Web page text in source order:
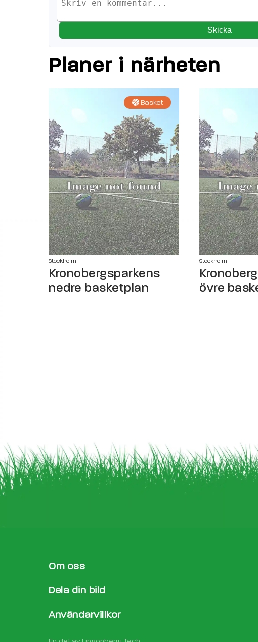
Skicka
Planer i närheten
Basket
Stockholm
Kronobergsparkens
nedre basketplan
Stockholm
övre
Om oss
Dela din bild
Användarvillkor